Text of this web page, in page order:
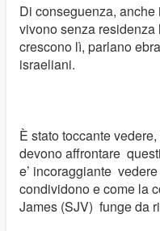
Di conseguenza,
vivono senza
crescono lì, parlano
israeliani.
È stato toccante
devono affrontare
e’ incoraggiante
condividono e come la
James (SJV) funge da